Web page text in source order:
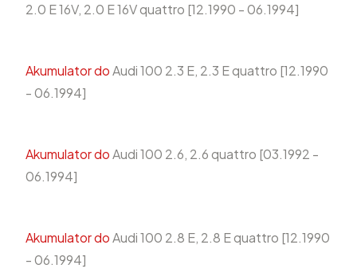
2.0 E 16V, 2.0 E 16V quattro [12.1990 - 06.1994]
Akumulator doAudi 100 2.3 E, 2.3 E quattro [12.1990
- 06.1994]
Akumulator doAudi 100 2.6, 2.6 quattro [03.1992 -
06.1994]
Akumulator doAudi 100 2.8 E, 2.8 E quattro [12.1990
- 06.1994]